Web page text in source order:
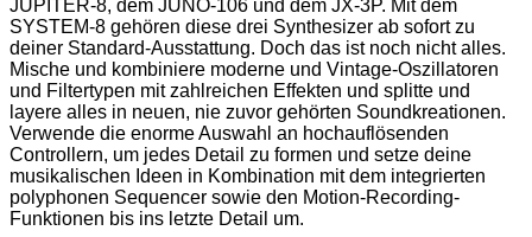
JUPITER-8, dem JUNO-106 und dem JX-3P. Mit dem
SYSTEM-8 gehören diese drei Synthesizer ab sofort zu
deiner Standard-Ausstattung. Doch das ist noch nicht alles.
Mische und kombiniere moderne und Vintage-Oszillatoren
und Filtertypen mit zahlreichen Effekten und splitte und
layere alles in neuen, nie zuvor gehörten Soundkreationen.
Verwende die enorme Auswahl an hochauflösenden
Controllern, um jedes Detail zu formen und setze deine
musikalischen Ideen in Kombination mit dem integrierten
polyphonen Sequencer sowie den Motion-Recording-
Funktionen bis ins letzte Detail um.